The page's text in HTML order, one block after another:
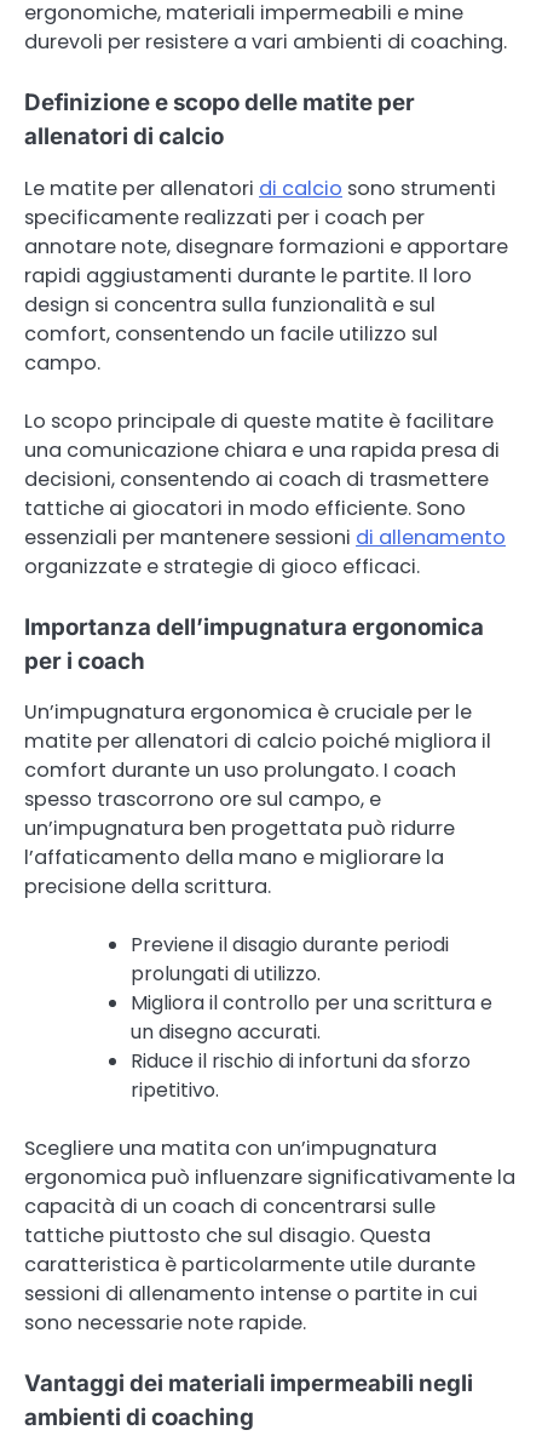
ergonomiche, materiali impermeabili e mine
durevoli per resistere a vari ambienti di coaching.
Definizione e scopo delle matite per
allenatori di calcio
Le matite per allenatori di calcio sono strumenti
specificamente realizzati per i coach per
annotare note, disegnare formazioni e apportare
rapidi aggiustamenti durante le partite. Il loro
design si concentra sulla funzionalità e sul
comfort, consentendo un facile utilizzo sul
campo.
Lo scopo principale di queste matite è facilitare
una comunicazione chiara e una rapida presa di
decisioni, consentendo ai coach di trasmettere
tattiche ai giocatori in modo efficiente. Sono
essenziali per mantenere sessioni di allenamento
organizzate e strategie di gioco efficaci.
Importanza dell’impugnatura ergonomica
per i coach
Un’impugnatura ergonomica è cruciale per le
matite per allenatori di calcio poiché migliora il
comfort durante un uso prolungato. I coach
spesso trascorrono ore sul campo, e
un’impugnatura ben progettata può ridurre
l’affaticamento della mano e migliorare la
precisione della scrittura.
Previene il disagio durante periodi
prolungati di utilizzo.
Migliora il controllo per una scrittura e
un disegno accurati.
Riduce il rischio di infortuni da sforzo
ripetitivo.
Scegliere una matita con un’impugnatura
ergonomica può influenzare significativamente la
capacità di un coach di concentrarsi sulle
tattiche piuttosto che sul disagio. Questa
caratteristica è particolarmente utile durante
sessioni di allenamento intense o partite in cui
sono necessarie note rapide.
Vantaggi dei materiali impermeabili negli
ambienti di coaching